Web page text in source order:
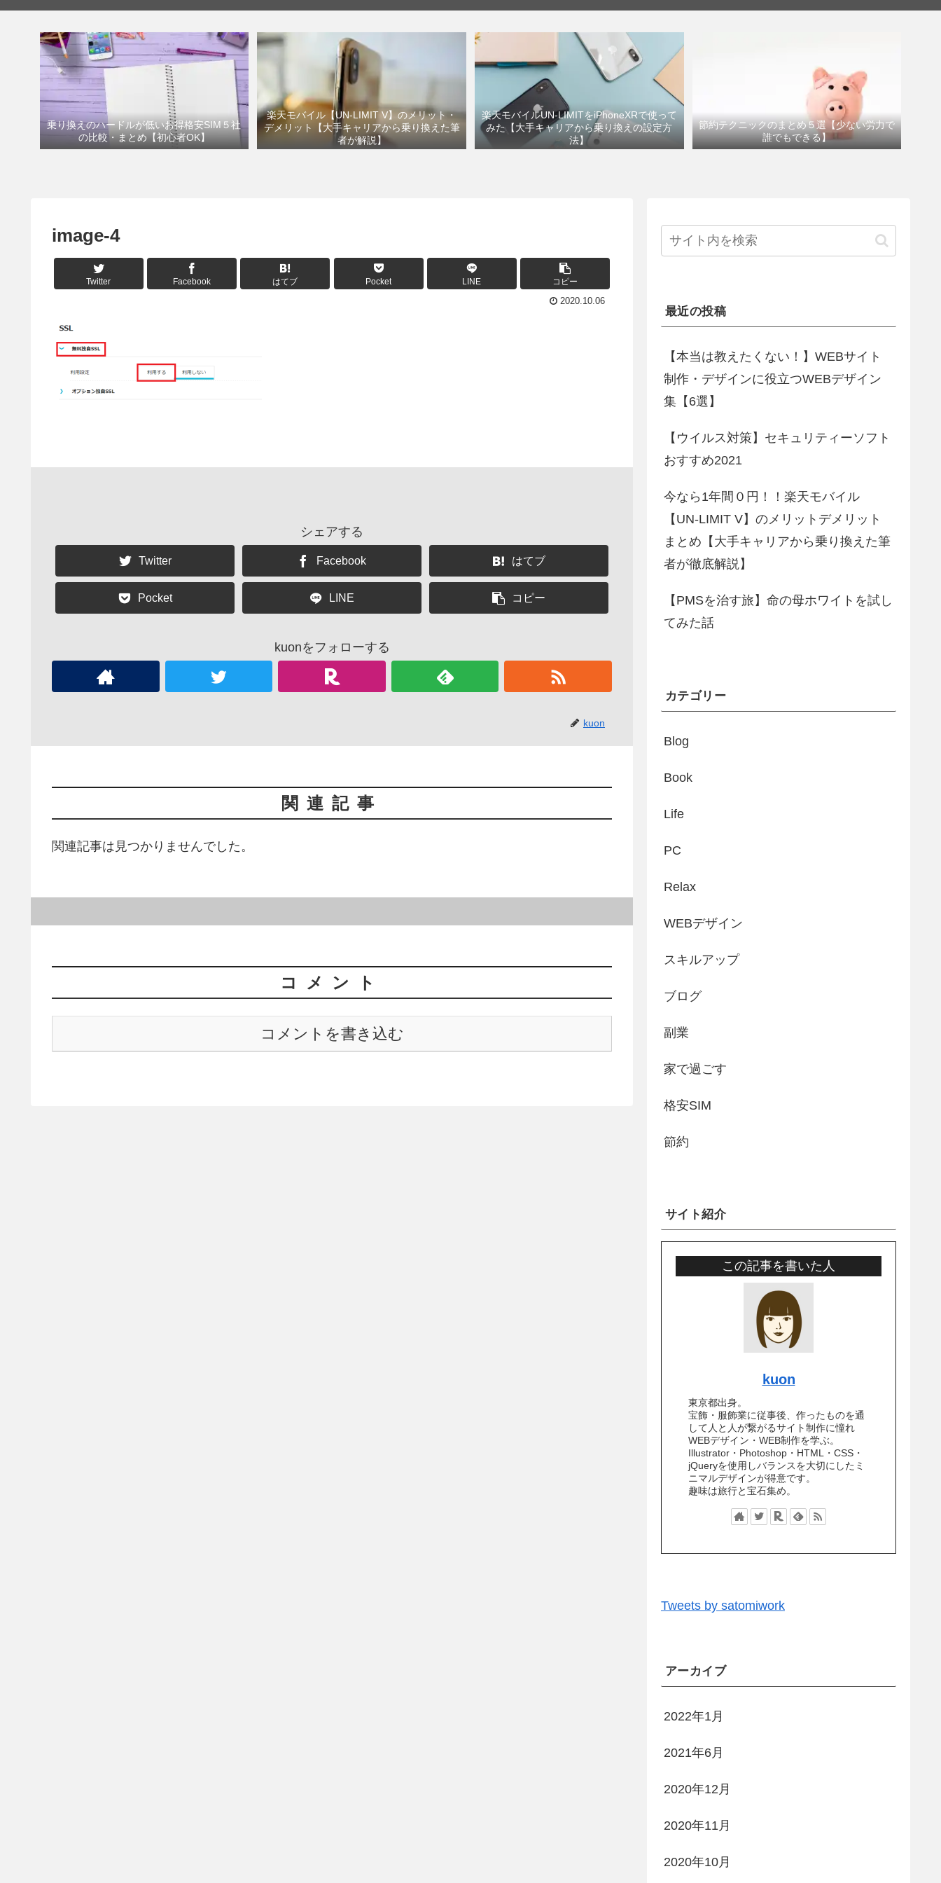
乗り換えのハードルが低いお得格安SIM５社
の比較・まとめ【初心者OK】
楽天モバイル【UN-LIMIT V】のメリット・
デメリット【大手キャリアから乗り換えた筆
者が解説】
楽天モバイルUN-LIMITをiPhoneXRで使って
みた【大手キャリアから乗り換えの設定方
法】
節約テクニックのまとめ５選【少ない労力で
誰でもできる】
image-4
Twitter Facebook はてブ Pocket LINE コピー
2020.10.06
シェアする
Twitter Facebook はてブ
Pocket LINE コピー
kuonをフォローする
kuon
関連記事
関連記事は見つかりませんでした。
コメント
コメントを書き込む
最近の投稿
【本当は教えたくない！】WEBサイト
制作・デザインに役立つWEBデザイン
集【6選】
【ウイルス対策】セキュリティーソフト
おすすめ2021
今なら1年間０円！！楽天モバイル
【UN-LIMIT V】のメリットデメリット
まとめ【大手キャリアから乗り換えた筆
者が徹底解説】
【PMSを治す旅】命の母ホワイトを試し
てみた話
カテゴリー
Blog
Book
Life
PC
Relax
WEBデザイン
スキルアップ
ブログ
副業
家で過ごす
格安SIM
節約
サイト紹介
この記事を書いた人
kuon
東京都出身。
宝飾・服飾業に従事後、作ったものを通
して人と人が繋がるサイト制作に憧れ
WEBデザイン・WEB制作を学ぶ。
Illustrator・Photoshop・HTML・CSS・
jQueryを使用しバランスを大切にしたミ
ニマルデザインが得意です。
趣味は旅行と宝石集め。
Tweets by satomiwork
アーカイブ
2022年1月
2021年6月
2020年12月
2020年11月
2020年10月